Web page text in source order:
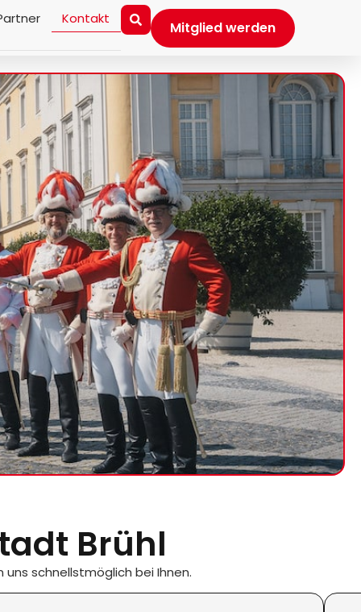
Kontakt
Mitglied werden
Brühl
schnellstmöglich bei Ihnen.